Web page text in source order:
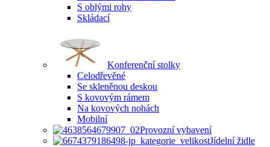
S oblými rohy
Skládací
Konferenční stolky
Celodřevěné
Se skleněnou deskou
S kovovým rámem
Na kovových nohách
Mobilní
Provozní vybavení
Jídelní židle